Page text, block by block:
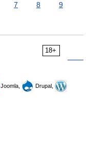
7 8
9
18+
Joomla,
Drupal,